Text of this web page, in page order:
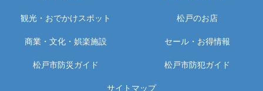
観光・おでかけスポット 松戸のお店
商業・文化・娯楽施設 セール・お得情報
松戸市防災ガイド 松戸市防犯ガイド
サイトマップ